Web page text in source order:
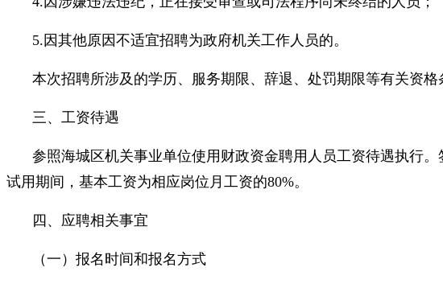
5.因其他原因不适宜招聘为政府机关工作人员的。
本次招聘所涉及的学历、服务期限、辞退、处罚期限等有关资
三、工资待遇
参照海城区机关事业单位使用财政资金聘用人员工资待遇执行
试用期间，基本工资为相应岗位月工资的80%。
四、应聘相关事宜
（一）报名时间和报名方式